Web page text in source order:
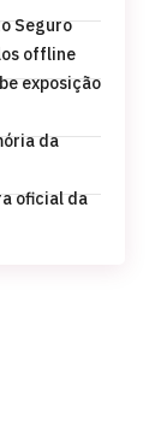
Seguro
offline
exposição
da
oficial da